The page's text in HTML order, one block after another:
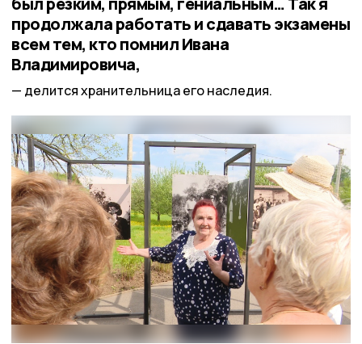
продолжала работать и сдавать экзамены
всем тем, кто помнил Ивана
Владимировича,
делится хранительница его наследия.